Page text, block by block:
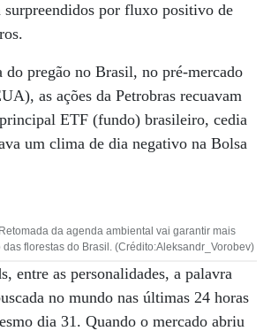
surpreendidos por fluxo positivo de
do pregão no Brasil, no pré-mercado
as ações da Petrobras recuavam
ETF (fundo) brasileiro, cedia
um clima de dia negativo na Bolsa
Retomada da agenda ambiental vai garantir mais
florestas do Brasil. (Crédito:Aleksandr_Vorobev)
entre as personalidades, a palavra
no mundo nas últimas 24 horas
dia 31. Quando o mercado abriu